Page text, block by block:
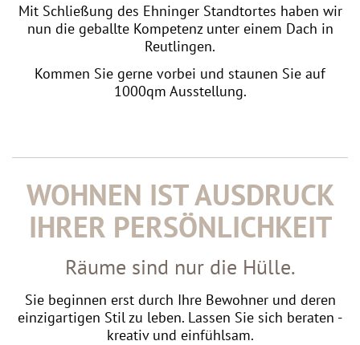
Mit Schließung des Ehninger Standtortes haben wir
nun die geballte Kompetenz unter einem Dach in
Reutlingen.
Kommen Sie gerne vorbei und staunen Sie auf
1000qm Ausstellung.
WOHNEN IST AUSDRUCK
IHRER PERSÖNLICHKEIT
Räume sind nur die Hülle.
Sie beginnen erst durch Ihre Bewohner und deren
einzigartigen Stil zu leben. Lassen Sie sich beraten -
kreativ und einfühlsam.